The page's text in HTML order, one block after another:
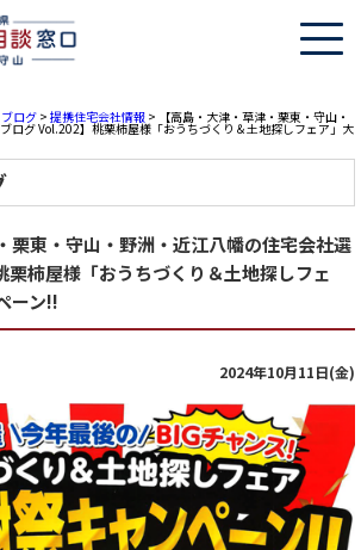
ブログ > 提携住宅会社情報 > 【高島・大津・草津・栗東・守山・
ログ Vol.202】桃栗柿屋様「おうちづくり＆土地探しフェア」大
栗東・守山・野洲・近江八幡の住宅会社選
柿屋様「おうちづくり＆土地探しフェ
ーン!!
2024年10月11日(金)